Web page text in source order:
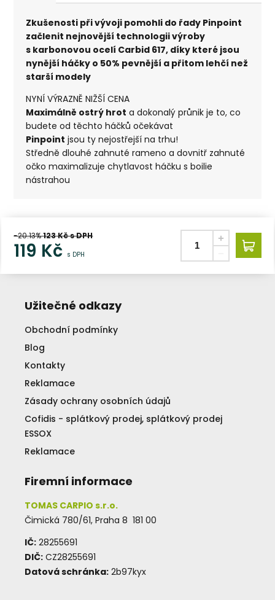
Zkušenosti při vývoji pomohli do řady Pinpoint
začlenit nejnovější technologii výroby
s karbonovou ocelí Carbid 617, díky které jsou
nynější háčky o 50% pevnější a přitom lehčí než
starší modely
NYNÍ VÝRAZNĚ NIŽŠÍ CENA
Maximálně ostrý hrot a dokonalý průnik je to, co
budete od těchto háčků očekávat
Pinpoint jsou ty nejostřejší na trhu!
Středně dlouhé zahnuté rameno a dovnitř zahnuté
očko maximalizuje chytlavost háčku s boilie
nástrahou
-20.13%123Kč s DPH
119 Kč s DPH
Užitečné odkazy
Obchodní podmínky
Blog
Kontakty
Reklamace
Zásady ochrany osobních údajů
Cofidis - splátkový prodej, splátkový prodej
ESSOX
Reklamace
Firemní informace
TOMAS CARPIO s.r.o.
Čimická 780/61, Praha 8 181 00
IČ: 28255691
DIČ: CZ28255691
Datová schránka: 2b97kyx